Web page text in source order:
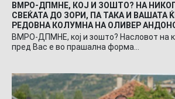
ВМРО-ДПМНЕ, КОЈ И ЗОШТО? НА
СВЕЌАТА ДО ЗОРИ, ПА ТАКА И ВАШАТА
РЕДОВНА КОЛУМНА НА ОЛИВЕР
ВМРО-ДПМНЕ, кој и зошто? Насловот на
пред Вас е во прашална форма…